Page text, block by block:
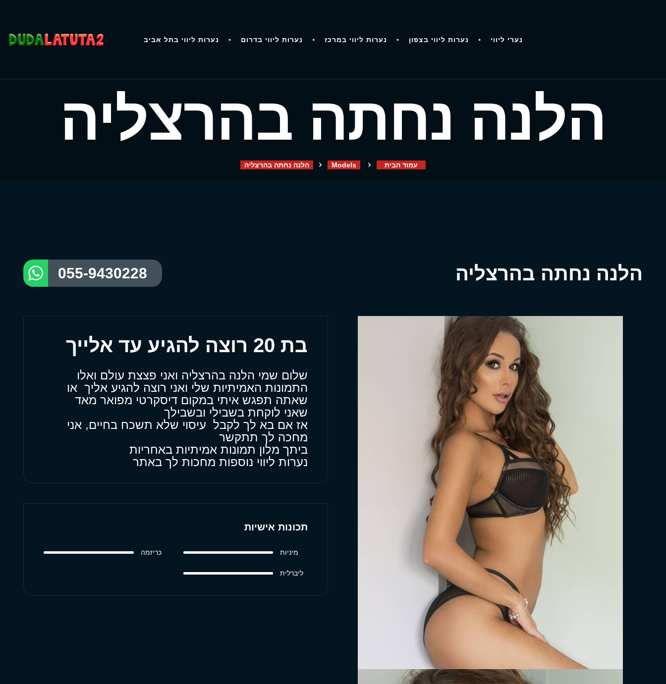
נערות ליווי בתל אביב נערות ליווי בדרום נערות ליווי במרכז נערות ליווי בצפון נערי ליווי
הלנה נחתה בהרצליה
עמוד הבית Models הלנה נחתה בהרצליה
הלנה נחתה בהרצליה 055-9430228
בת 20 רוצה להגיע עד אלייך
שלום שמי הלנה בהרצליה ואני פצצת עולם ואלו
התמונות האמיתיות שלי ואני רוצה להגיע אליך או
שאתה תפגש איתי במקום דיסקרטי מפואר מאד
שאני לוקחת בשבילי ובשבילך
אז אם בא לך לקבל עיסוי שלא תשכח בחיים, אני
מחכה לך תתקשר
ביתך מלון תמונות אמיתיות באחריות
נערות ליווי נוספות מחכות לך באתר
תכונות אישיות
מיניות כריזמה
ליברלית